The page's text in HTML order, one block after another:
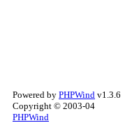
Powered by PHPWind v1.3.6
Copyright © 2003-04
PHPWind